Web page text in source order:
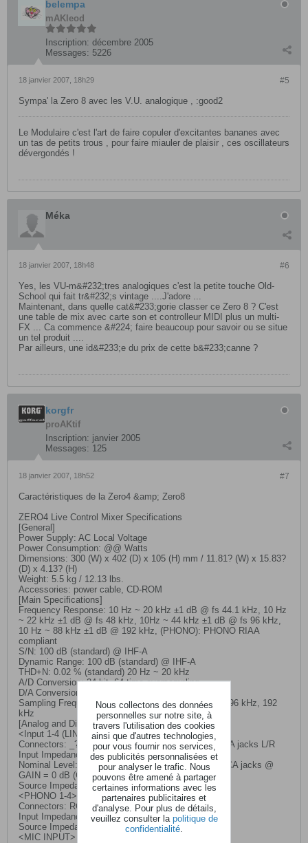
belempa
mAKleod
Inscription: décembre 2005
Messages: 5226
#5
18 janvier 2007, 18h29
Sympa' la Zero 8 avec les V.U. analogique , :good2
Le Modulaire c'est l'art de faire copuler d'excitantes bananes avec
un tas de petits trous , pour faire miauler de plaisir , ces oscillateurs
dévergondés !
Méka
#6
18 janvier 2007, 18h48
Yes, les VU-m&#232;tres analogiques c'est la petite touche Old-
School qui fait tr&#232;s vintage ....J'adore ...
Maintenant, dans quelle cat&#233;gorie classer ce Zero 8 ? C'est
une table de mix avec carte son et controlleur MIDI plus un multi-
FX ... Ca commence &#224; faire beaucoup pour savoir ou se situe
un tel produit ....
Par ailleurs, une id&#233;e du prix de cette b&#233;canne ?
korgfr
proAKtif
Inscription: janvier 2005
Messages: 125
#7
18 janvier 2007, 18h52
Caractéristiques de la Zero4 &amp; Zero8
ZERO4 Live Control Mixer Specifications
[General]
Power Supply: AC Local Voltage
Power Consumption: @@ Watts
Dimensions: 300 (W) x 402 (D) x 105 (H) mm / 11.81? (W) x 15.83?
(D) x 4.13? (H)
Weight: 5.5 kg / 12.13 lbs.
Accessories: power cable, CD-ROM
[Main Specifications]
Frequency Response: 10 Hz ~ 20 kHz ±1 dB @ fs 44.1 kHz, 10 Hz
~ 22 kHz ±1 dB @ fs 48 kHz, 10Hz ~ 44 kHz ±1 dB @ fs 96 kHz,
10 Hz ~ 88 kHz ±1 dB @ 192 kHz, (PHONO): PHONO RIAA
compliant
S/N: 100 dB (standard) @ IHF-A
Dynamic Range: 100 dB (standard) @ IHF-A
THD+N: 0.02 % (standard) 20 Hz ~ 20 kHz
A/D Conversion: 24-bit, 64-time oversampling
D/A Conversion: 24-bit, 128-time oversampling
Sampling Frequency (fs): Internal 44.1 kHz, 48 kHz, 96 kHz, 192
kHz
[Analog and Digital Input/Output Specifications]
<Input 1-4 (LINE, CD/LINE)>
Connectors: _? TRS phone jacks (balanced) L/R, RCA jacks L/R
Input Impedance: 10 k_
Nominal Level: +4 dBu/TRS phone jacks, -10 dBu/RCA jacks @
GAIN = 0 dB (GAIN = -? ~ +20 dB)
Source Impedance: 600 _
<PHONO 1-4>
Connectors: RCA jacks
Input Impedance: 40 k_
Source Impedance: 600 _
<MIC INPUT>
Nous collectons des données
personnelles sur notre site, à
travers l'utilisation des cookies
ainsi que d'autres technologies,
pour vous fournir nos services,
des publicités personnalisées et
pour analyser le trafic. Nous
pouvons être amené à partager
certaines informations avec les
partenaires publicitaires et
d'analyse. Pour plus de détails,
veuillez consulter la politique de
confidentialité